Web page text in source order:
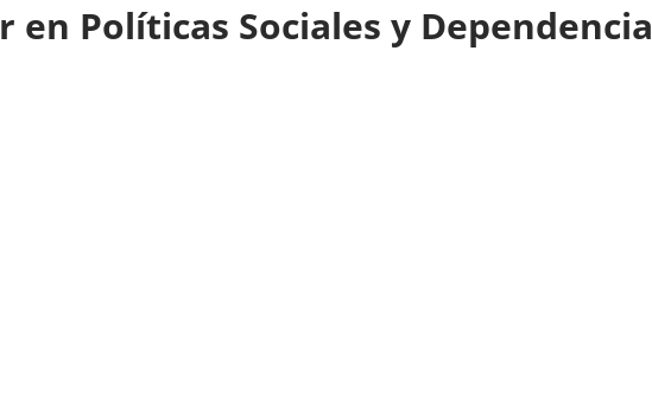
en Políticas Sociales y Dependencia